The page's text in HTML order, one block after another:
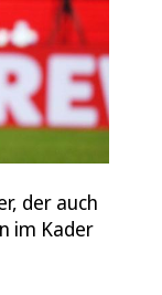
der auch
im Kader